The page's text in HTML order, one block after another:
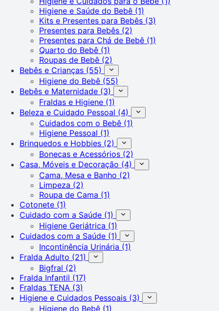
Higiene e Saúde do Bebê (1)
Kits e Presentes para Bebês (3)
Presentes para Bebês (2)
Presentes para Chá de Bebê (1)
Quarto do Bebê (1)
Roupas de Bebê (2)
Bebês e Crianças (55)
Higiene do Bebê (55)
Bebês e Maternidade (3)
Fraldas e Higiene (1)
Beleza e Cuidado Pessoal (4)
Cuidados com o Bebê (1)
Higiene Pessoal (1)
Brinquedos e Hobbies (2)
Bonecas e Acessórios (2)
Casa, Móveis e Decoração (4)
Cama, Mesa e Banho (2)
Limpeza (2)
Roupa de Cama (1)
Cotonete (1)
Cuidado com a Saúde (1)
Higiene Geriátrica (1)
Cuidados com a Saúde (1)
Incontinência Urinária (1)
Fralda Adulto (21)
Bigfral (2)
Fralda Infantil (17)
Fraldas TENA (3)
Higiene e Cuidados Pessoais (3)
Higiene do Bebê (1)